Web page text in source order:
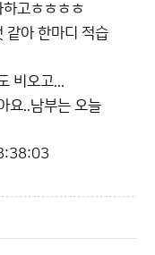
고ㅎㅎㅎㅎ
같아 한마디 적습
비오고...
요..남부는 오늘